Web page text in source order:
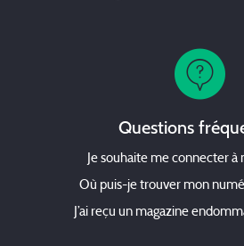
Questions
Je souhaite me connecter
Où puis-je trouver mon
J’ai reçu un magazine